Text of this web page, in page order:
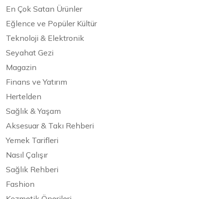
En Çok Satan Ürünler
Eğlence ve Popüler Kültür
Teknoloji & Elektronik
Seyahat Gezi
Magazin
Finans ve Yatırım
Hertelden
Sağlık & Yaşam
Aksesuar & Takı Rehberi
Yemek Tarifleri
Nasıl Çalışır
Sağlık Rehberi
Fashion